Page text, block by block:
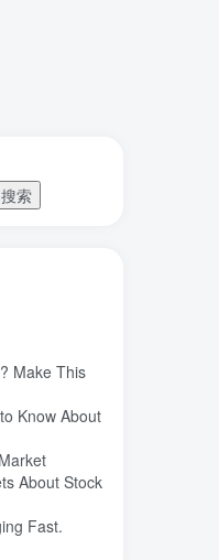
陶瓷
胡良兵 (53)
载(0)
研究方向
真空阀门 (1)
搜索
Make This
Know About
About Stock
Fast.